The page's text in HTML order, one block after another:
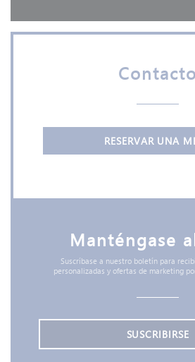
Contacto
RESERVAR UNA
Manténgase
Suscríbase a nuestro boletín para
personalizadas y ofertas de marketing
SUSCRIBIRSE